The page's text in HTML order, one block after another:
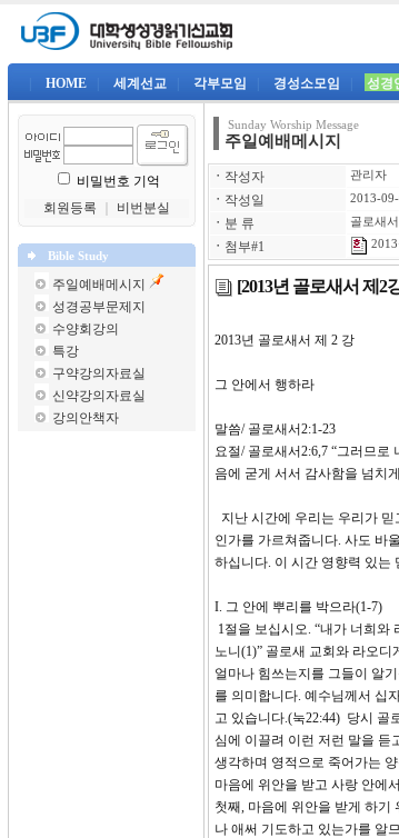
HOME 세계선교 각부모임 경성소모임 성경
비밀번호 기억
회원등록
비번분실
Bible Study
주일예배메시지
성경공부문제지
수양회강의
특강
구약강의자료실
신약강의자료실
강의안책자
Sunday Worship Message
주일예배메시지
ㆍ 작성자 관리자
ㆍ 작성일 2013-
ㆍ 분 류 골로새서
ㆍ 첨부#1
[2013년 골로새서 제2
2013년 골로
그 안에서 행하라
말씀/ 골로새서2:1-23
요절/ 골로새서2:6,7 “그러므
음에 굳게 서서 감사함을 넘치
지난 시간에 우리는 우리가
인가를 가르쳐줍니다. 사도 바
하십니다. 이 시간 영향력 있는
I. 그 안에 뿌리를 박으라(1-7)
1절을 보십시오. “내가 너희
노니(1)” 골로새 교회와 라오
얼마나 힘쓰는지를 그들이 알
를 의미합니다. 예수님께서 십
고 있습니다.(눅22:44) 당시 골
심에 이끌려 이런 저런 말을 듣
생각하며 영적으로 죽어가는
마음에 위안을 받고 사랑 안에
첫째, 마음에 위안을 받게 하기
나 애써 기도하고 있는가를 알